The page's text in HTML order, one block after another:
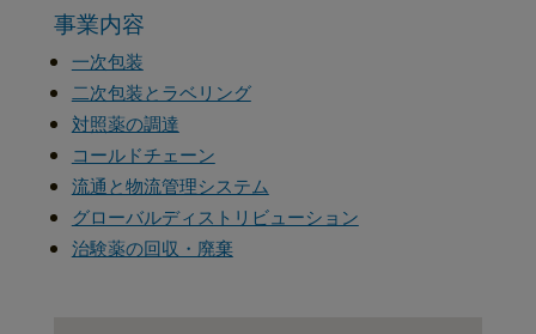
事業内容
一次包装
二次包装とラベリング
対照薬の調達
コールドチェーン
流通と物流管理システム
グローバルディストリビューション
治験薬の回収・廃棄